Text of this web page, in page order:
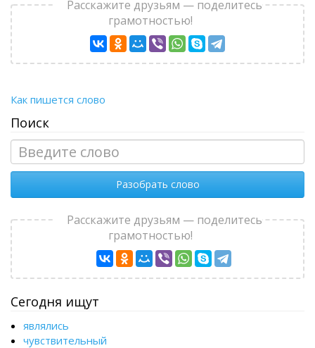
Расскажите друзьям — поделитесь
грамотностью!
Как пишется слово
Поиск
Разобрать слово
Расскажите друзьям — поделитесь
грамотностью!
Сегодня ищут
являлись
чувствительный